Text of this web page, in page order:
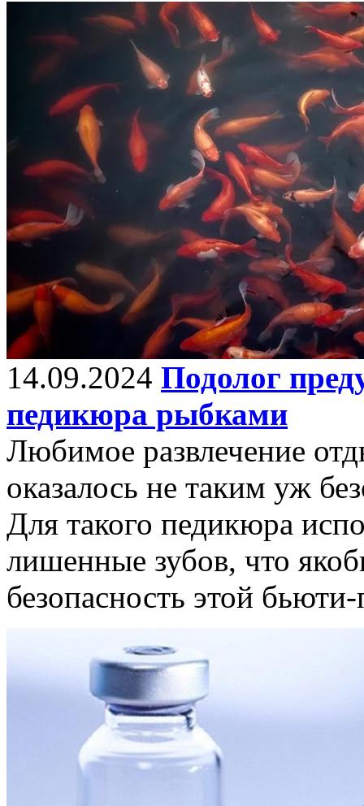
14.09.2024 Подолог
педикюра рыбками
Любимое развлечение
оказалось не таким уж
Для такого педикюра
лишенные зубов, что
безопасность этой